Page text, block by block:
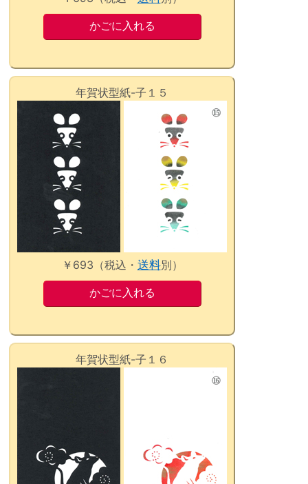
年賀状型紙-子１５
￥693（税込・ 送料別）
年賀状型紙-子１６